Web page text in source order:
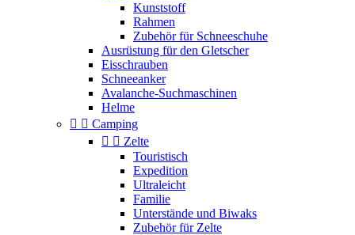
Kunststoff
Rahmen
Zubehör für Schneeschuhe
Ausrüstung für den Gletscher
Eisschrauben
Schneeanker
Avalanche-Suchmaschinen
Helme
  Camping
  Zelte
Touristisch
Expedition
Ultraleicht
Familie
Unterstände und Biwaks
Zubehör für Zelte